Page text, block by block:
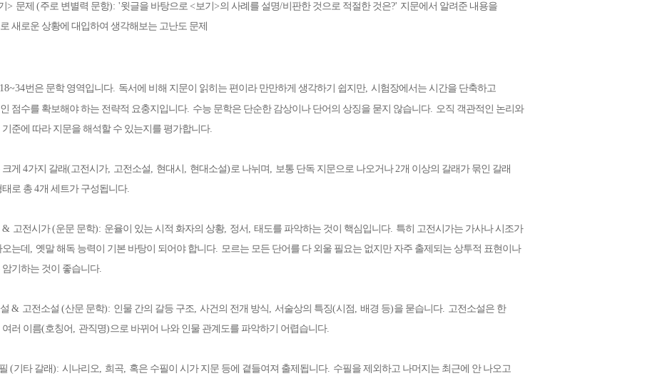
> 문제 (주로 변별력 문항): '윗글을 바탕으로 <보기 >의 사례를 설명/비판한 것으로 적절한 것은?' 지문에서 알려준 내용을
새로운 상황에 대입하여 생각해보는 고난도 문제
18~34번은 문학 영역입니다. 독서에 비해 지문이 읽히는 편이라 만만하게 생각하기 쉽지만, 시험장에서는 시간을 단축하고
점수를 확보해야 하는 전략적 요충지입니다. 수능 문학은 단순한 감상이나 단어의 상징을 묻지 않습니다. 오직 객관적인 논리와
기준에 따라 지문을 해석할 수 있는지를 평가합니다.
게 4가지 갈래(고전시가, 고전소설, 현대시 , 현대소설)로 나뉘며 , 보통 단독 지문으로 나오거나2개 이상의 갈래가 묶인 갈래
태로 총 4개 세트가 구성됩니다.
& 고전시가(운문 문학): 운율이 있는 시적 화자의 상황, 정서 , 태도를 파악하는 것이 핵심입니다. 특히 고전시가는 가사나 시조가
는데 , 옛말 해독 능력이 기본 바탕이 되어야 합니다. 모르는 모든 단어를 다 외울 필요는 없지만 자주 출제되는 상투적 표현이나
암기하는 것이 좋습니다.
& 고전소설 (산문 문학): 인물 간의 갈등 구조, 사건의 전개 방식, 서술상의 특징(시점, 배경 등)을 묻습니다. 고전소설은 한
여러 이름(호칭어 , 관직명)으로 바뀌어 나와 인물 관계도를 파악하기 어렵습니다.
(기타 갈래): 시나리오, 희곡, 혹은 수필이 시가 지문 등에 곁들여져 출제됩니다. 수필을 제외하고 나머지는 최근에 안 나오고